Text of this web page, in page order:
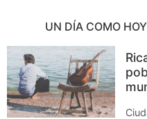
UN DÍA COMO